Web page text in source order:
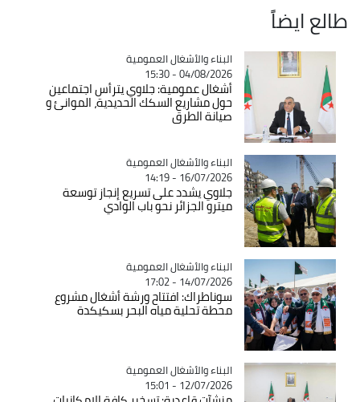
طالع ايضاً
Catégorie
البناء والأشغال العمومية
04/08/2026 - 15:30
أشغال عمومية: جلاوي يترأس اجتماعين
حول مشاريع السكك الحديدية، الموانئ و
صيانة الطرق
Catégorie
البناء والأشغال العمومية
16/07/2026 - 14:19
جلاوي يشدد على تسريع إنجاز توسعة
ميترو الجزائر نحو باب الوادي
Catégorie
البناء والأشغال العمومية
14/07/2026 - 17:02
سوناطراك: افتتاح ورشة أشغال مشروع
محطة تحلية مياه البحر بسكيكدة
Catégorie
البناء والأشغال العمومية
12/07/2026 - 15:01